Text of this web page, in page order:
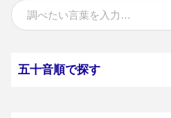
五十音順で探す